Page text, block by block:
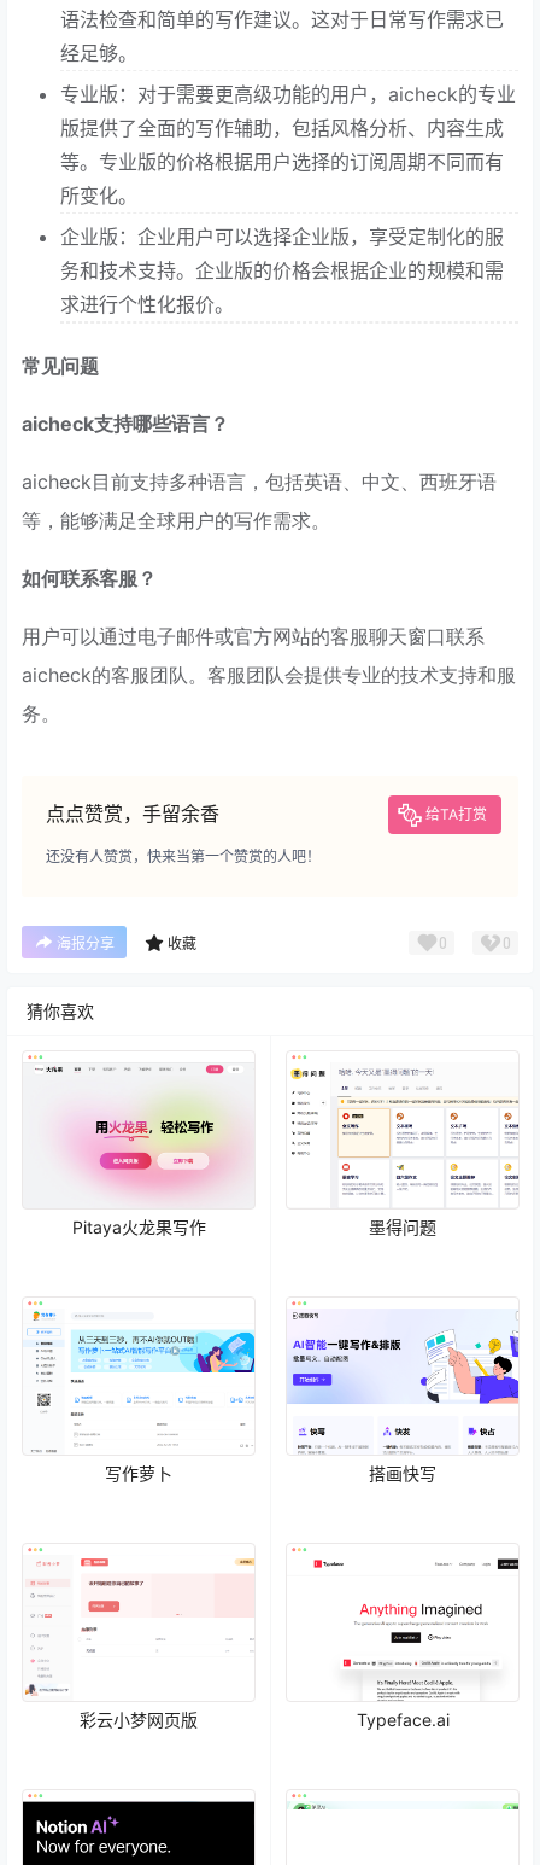
语法检查和简单的写作建议。这对于日常写作需求已
经足够。
专业版：对于需要更高级功能的用户，aicheck的专业
版提供了全面的写作辅助，包括风格分析、内容生成
等。专业版的价格根据用户选择的订阅周期不同而有
所变化。
企业版：企业用户可以选择企业版，享受定制化的服
务和技术支持。企业版的价格会根据企业的规模和需
求进行个性化报价。
常见问题
aicheck支持哪些语言？
aicheck目前支持多种语言，包括英语、中文、西班牙语
等，能够满足全球用户的写作需求。
如何联系客服？
用户可以通过电子邮件或官方网站的客服聊天窗口联系
aicheck的客服团队。客服团队会提供专业的技术支持和服
务。
点点赞赏，手留余香 给TA打赏
还没有人赞赏，快来当第一个赞赏的人吧！
海报分享 收藏 0 0
猜你喜欢
Pitaya火龙果写作 墨得问题
写作萝卜 搭画快写
彩云小梦网页版 Typeface.ai